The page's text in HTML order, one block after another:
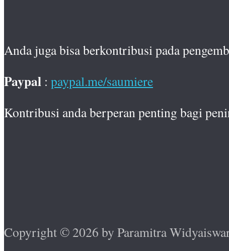
Anda juga bisa berkontribusi pada
Paypal : paypal.me/saumiere
Kontribusi anda berperan penting bagi
Copyright © 2026 by Paramitra